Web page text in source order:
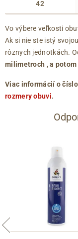
42
Vo výbere veľkosti
Ak si nie ste istý
rôznych jednotkách.
milimetroch , a
Viac informácií o
rozmery obuvi.